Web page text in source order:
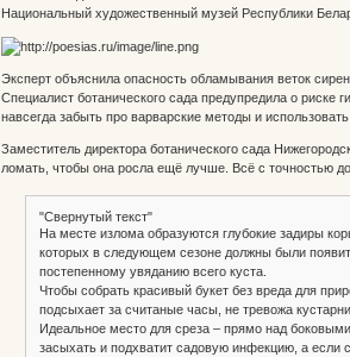
Национальный художественный музей Республики
Эксперт объяснила опасность обламывания веток
Специалист ботанического сада предупредила о
навсегда забыть про варварские методы и
Заместитель директора ботанического сада
ломать, чтобы она росла ещё лучше. Всё с точностью
"Свернутый текст"
На месте излома образуются глубокие задиры
которых в следующем сезоне должны были
постепенному увяданию всего куста.
Чтобы собрать красивый букет без вреда для
подсыхает за считаные часы, не тревожа
Идеальное место для среза – прямо над
засыхать и подхватит садовую инфекцию, а если